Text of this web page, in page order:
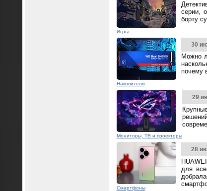
Игры
серии,
борту
Накопители
30
Можно
почему
Мониторы, ТВ и проекторы
29
Смартфоны
28
для